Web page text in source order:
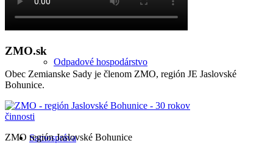
Odpadové hospodárstvo
Samospráva
ZMO.sk
Obec Zemianske Sady je členom ZMO, región JE Jaslovské
Bohunice.
ZMO región Jaslovské Bohunice